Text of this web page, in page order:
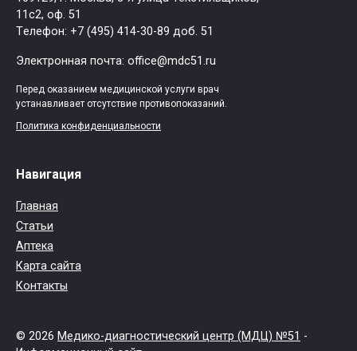
11с2, оф. 51
Tелефон: +7 (495) 414-30-89 доб. 51
Электронная почта: office@mdc51.ru
Перед оказанием медицинской услуги врач
устанавливает отсутствие противопоказаний.
Политика конфиденциальности
Навигация
Главная
Статьи
Аптека
Карта сайта
Контакты
© 2026 Медико-диагностический центр (МДЦ) №51 -